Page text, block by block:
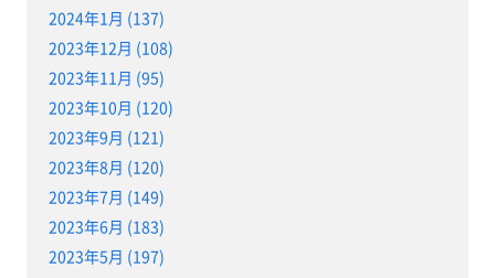
2024年1月 (137)
2023年12月 (108)
2023年11月 (95)
2023年10月 (120)
2023年9月 (121)
2023年8月 (120)
2023年7月 (149)
2023年6月 (183)
2023年5月 (197)